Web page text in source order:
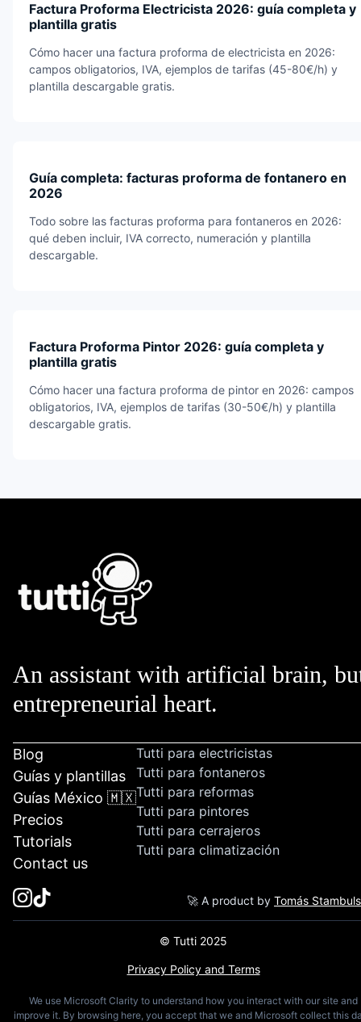
Factura Proforma Electricista 2026: guía completa y
plantilla gratis
Cómo hacer una factura proforma de electricista en 2026:
campos obligatorios, IVA, ejemplos de tarifas (45-80€/h) y
plantilla descargable gratis.
Guía completa: facturas proforma de fontanero en
2026
Todo sobre las facturas proforma para fontaneros en 2026:
qué deben incluir, IVA correcto, numeración y plantilla
descargable.
Factura Proforma Pintor 2026: guía completa y
plantilla gratis
Cómo hacer una factura proforma de pintor en 2026: campos
obligatorios, IVA, ejemplos de tarifas (30-50€/h) y plantilla
descargable gratis.
An assistant with artificial brain,
entrepreneurial heart.
Blog
Guías y plantillas
Guías México 🇲🇽
Precios
Tutorials
Contact us
Tutti para electricistas
Tutti para fontaneros
Tutti para reformas
Tutti para pintores
Tutti para cerrajeros
Tutti para climatización
🚀 A product by Tomás
© Tutti 2025
Privacy Policy and Terms
We use Microsoft Clarity to understand how you interact with our site and
improve it. By browsing here, you accept that we and Microsoft collect this